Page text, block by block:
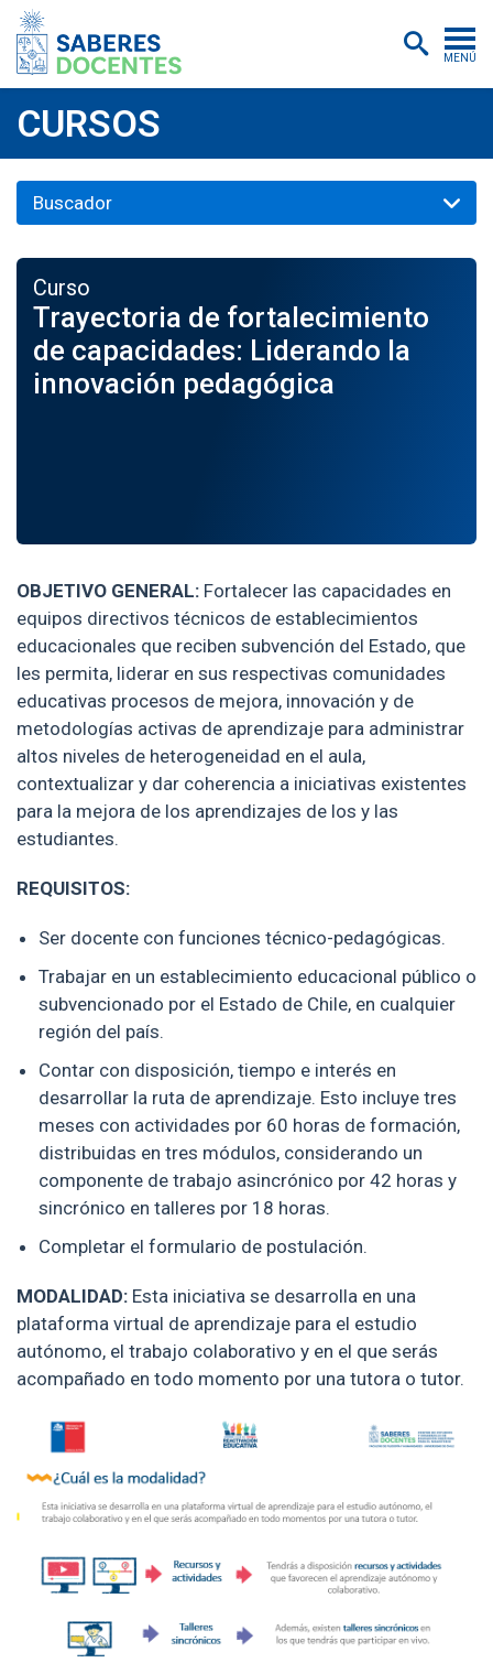
MENÚ
Postítulos y diplomados
Quiénes somos
Inscripciones
CURSOS
Curso
Trayectoria de fortalecimiento
de capacidades: Liderando la
innovación pedagógica
OBJETIVO GENERAL: Fortalecer las capacidades en
equipos directivos técnicos de establecimientos
educacionales que reciben subvención del Estado, que
les permita, liderar en sus respectivas comunidades
educativas procesos de mejora, innovación y de
metodologías activas de aprendizaje para administrar
altos niveles de heterogeneidad en el aula,
contextualizar y dar coherencia a iniciativas existentes
para la mejora de los aprendizajes de los y las
estudiantes.
REQUISITOS:
Ser docente con funciones técnico-pedagógicas.
Trabajar en un establecimiento educacional público o
subvencionado por el Estado de Chile, en cualquier
región del país.
Contar con disposición, tiempo e interés en
desarrollar la ruta de aprendizaje. Esto incluye tres
meses con actividades por 60 horas de formación,
distribuidas en tres módulos, considerando un
componente de trabajo asincrónico por 42 horas y
sincrónico en talleres por 18 horas.
Completar el formulario de postulación.
MODALIDAD: Esta iniciativa se desarrolla en una
plataforma virtual de aprendizaje para el estudio
autónomo, el trabajo colaborativo y en el que serás
acompañado en todo momento por una tutora o tutor.